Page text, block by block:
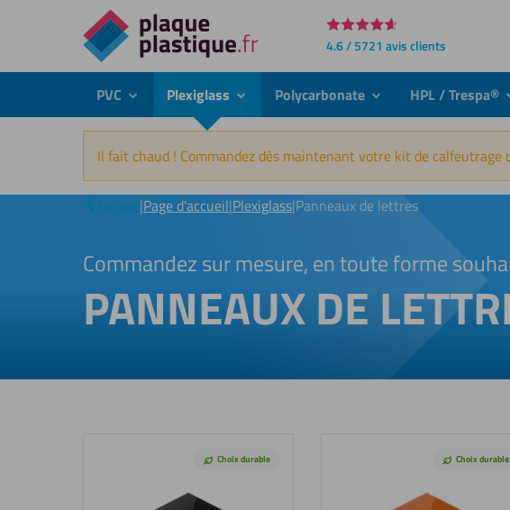
Directement
au
contenu
4.6 / 5721 avis clients
PVC submenuPlexiglass submenuPolycarbonate submenuHPL / Trespa®
Il fait chaud ! Commandez dès maintenant votre kit de calfeutrage
Retour|Page d'accueil|Plexiglass|Panneaux de lettres
PANNEAUX DE
Commandez sur mesure, en toute forme
Choix durable Choix durable